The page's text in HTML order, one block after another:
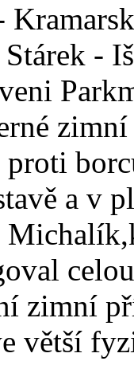
-
zimní
a v
zimní
větší